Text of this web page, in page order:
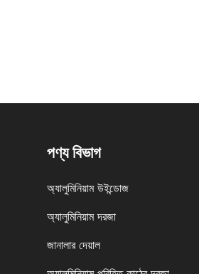
পণ্য বিভাগ
অ্যালুমিনিয়াম উইন্ডোজ
অ্যালুমিনিয়াম দরজা
জানালার দেয়াল